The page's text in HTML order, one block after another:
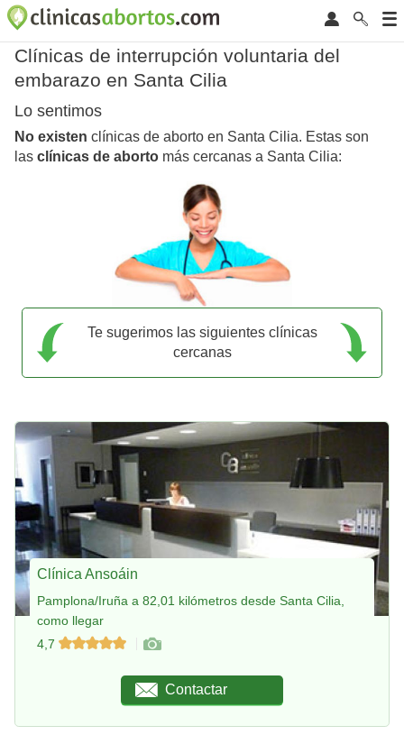
Clínicas de interrupción voluntaria del
embarazo en Santa Cilia
Lo sentimos
No existen clínicas de aborto en Santa Cilia. Estas son
las clínicas de aborto más cercanas a Santa Cilia:
Te sugerimos las siguientes clínicas
cercanas
Clínica Ansoáin
Pamplona/Iruña a 82,01 kilómetros desde Santa Cilia,
como llegar
4,7
Contactar